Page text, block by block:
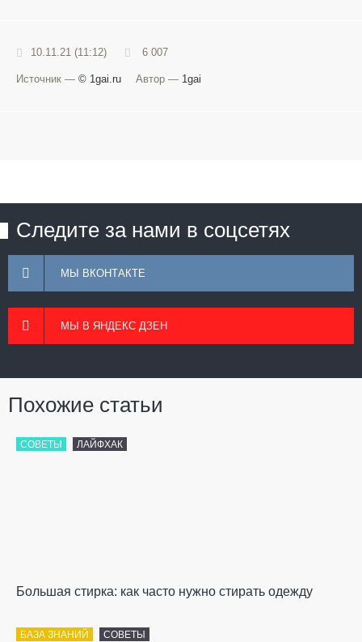
10.11.21 (11:12) 6 007
Источник — © 1gai.ru Автор — 1gai
Следите за нами в соцсетях
МЫ ВКОНТАКТЕ
МЫ В ЯНДЕКС ДЗЕН
Похожие статьи
СОВЕТЫ ЛАЙФХАК
Большая стирка: как часто нужно стирать одежду
БАЗА ЗНАНИЙ СОВЕТЫ